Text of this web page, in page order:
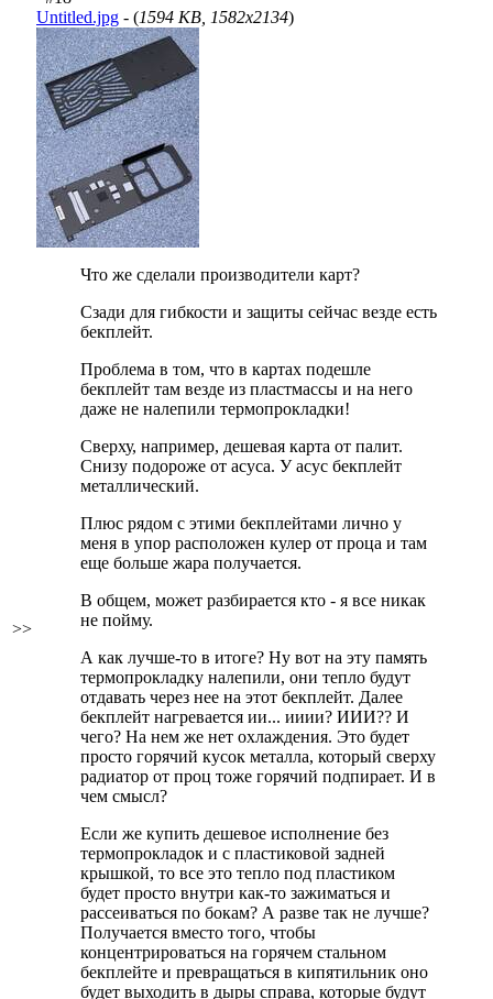
>>
Untitled.jpg - (1594 KB, 1582x2134)
Что же сделали производители карт?
Сзади для гибкости и защиты сейчас везде есть
бекплейт.
Проблема в том, что в картах подешле
бекплейт там везде из пластмассы и на него
даже не налепили термопрокладки!
Сверху, например, дешевая карта от палит.
Снизу подороже от асуса. У асус бекплейт
металлический.
Плюс рядом с этими бекплейтами лично у
меня в упор расположен кулер от проца и там
еще больше жара получается.
В общем, может разбирается кто - я все никак
не пойму.
А как лучше-то в итоге? Ну вот на эту память
термопрокладку налепили, они тепло будут
отдавать через нее на этот бекплейт. Далее
бекплейт нагревается ии... ииии? ИИИ?? И
чего? На нем же нет охлаждения. Это будет
просто горячий кусок металла, который сверху
радиатор от проц тоже горячий подпирает. И в
чем смысл?
Если же купить дешевое исполнение без
термопрокладок и с пластиковой задней
крышкой, то все это тепло под пластиком
будет просто внутри как-то зажиматься и
рассеиваться по бокам? А разве так не лучше?
Получается вместо того, чтобы
концентрироваться на горячем стальном
бекплейте и превращаться в кипятильник оно
будет выходить в дыры справа, которые будут